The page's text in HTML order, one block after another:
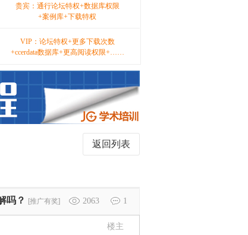
贵宾：通行论坛特权+数据库权限
+案例库+下载特权
VIP：论坛特权+更多下载次数
+ccerdata数据库+更高阅读权限+……
返回列表
2063 1
吗？ [推广有奖]
楼主